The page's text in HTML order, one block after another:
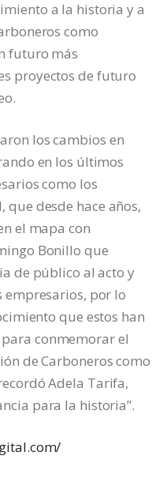
a la historia y a
como
futuro más
proyectos de futuro
los cambios en
en los últimos
como los
desde hace años,
el mapa con
Bonillo que
de público al acto y
empresarios, por lo
que estos han
conmemorar el
de Carboneros como
Adela Tarifa,
para la historia”.